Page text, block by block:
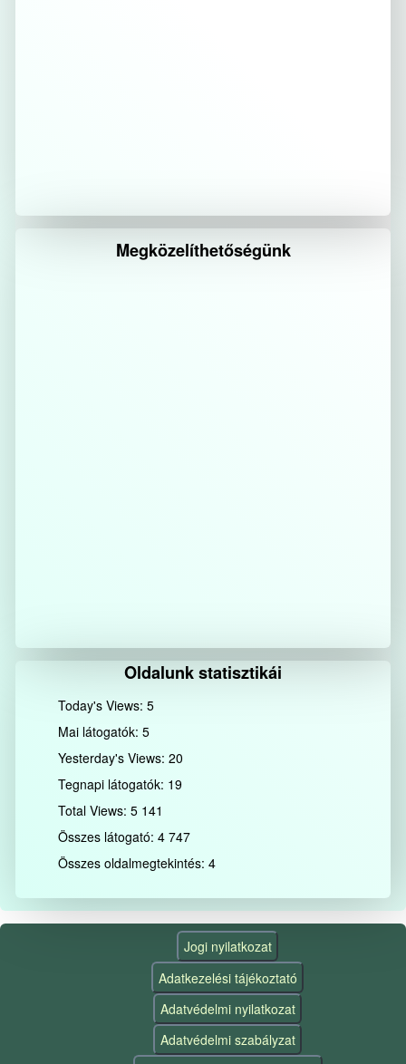
Megközelíthetőségünk
Oldalunk statisztikái
Today's Views:5
Mai látogatók:5
Yesterday's Views:20
Tegnapi látogatók: 19
Total Views:5 141
Összes látogató:4 747
Összes oldalmegtekintés:4
Jogi nyilatkozat
Adatkezelési tájékoztató
Adatvédelmi nyilatkozat
Adatvédelmi szabályzat